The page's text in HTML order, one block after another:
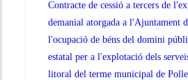
Contracte de cessió a tercers de
demanial atorgada a l'Ajuntament
l'ocupació de béns del domini
estatal per a l'explotació dels
litoral del terme municipal de